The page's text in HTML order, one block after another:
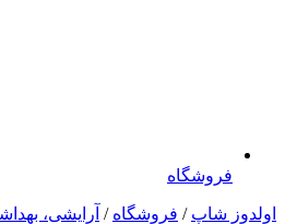
فروشگاه
اولدوز شاپ / فروشگاه / آرایشی،